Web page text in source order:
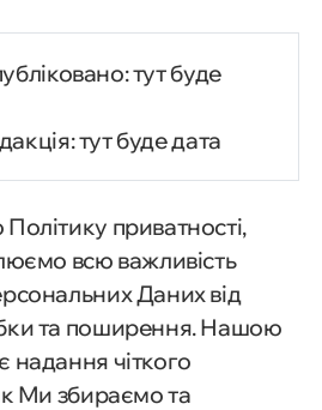
тут буде
тут буде дата
приватності,
всю важливість
Даних від
та поширення. Нашою
чіткого
Ми збираємо та